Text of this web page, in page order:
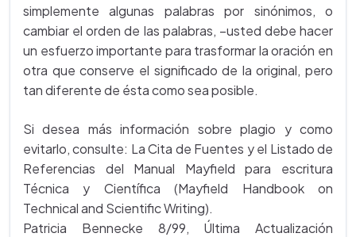
simplemente algunas palabras por sinónimos, o
cambiar el orden de las palabras, –usted debe hacer
un esfuerzo importante para trasformar la oración en
otra que conserve el significado de la original, pero
tan diferente de ésta como sea posible.
Si desea más información sobre plagio y como
evitarlo, consulte: La Cita de Fuentes y el Listado de
Referencias del Manual Mayfield para escritura
Técnica y Científica (Mayfield Handbook on
Technical and Scientific Writing).
Patricia Bennecke 8/99, Última Actualización